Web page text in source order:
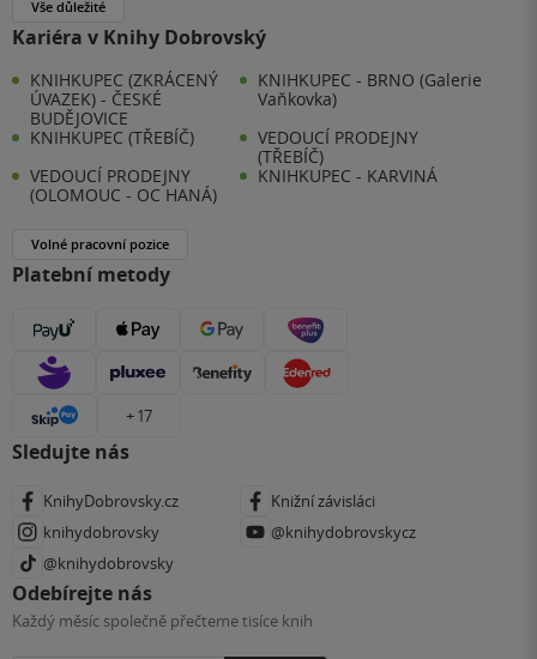
Vše důležité
Kariéra v Knihy Dobrovský
KNIHKUPEC (ZKRÁCENÝ
ÚVAZEK) - ČESKÉ
BUDĚJOVICE
KNIHKUPEC - BRNO (Galerie
Vaňkovka)
KNIHKUPEC (TŘEBÍČ)
VEDOUCÍ PRODEJNY
(TŘEBÍČ)
VEDOUCÍ PRODEJNY
(OLOMOUC - OC HANÁ)
KNIHKUPEC - KARVINÁ
Volné pracovní pozice
Platební metody
+ 17
Sledujte nás
KnihyDobrovsky.cz
Knižní závisláci
knihydobrovsky
@knihydobrovskycz
@knihydobrovsky
Odebírejte nás
Každý měsíc společně přečteme tisíce knih